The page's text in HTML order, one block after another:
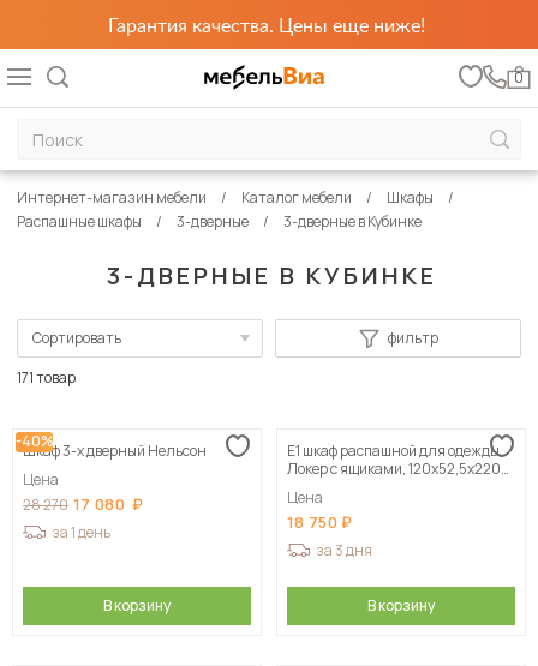
Гарантия качества. Цены еще ниже!
0
3-ДВЕРНЫЕ В КУБИНКЕ
Интернет-магазин мебели Каталог мебели
Шкафы
Распашные шкафы
3-дверные 3-дверные в Кубинке
Сортировать
Сначала дорогие
фильтр
171 товар
-40%
Шкаф 3-х дверный Нельсон
Цена
28 270 17 080
за 1 день
В корзину
Е1 шкаф распашной для одежды
Локер с ящиками, 120х52,5х220
Цена
18 750
за 3 дня
В корзину